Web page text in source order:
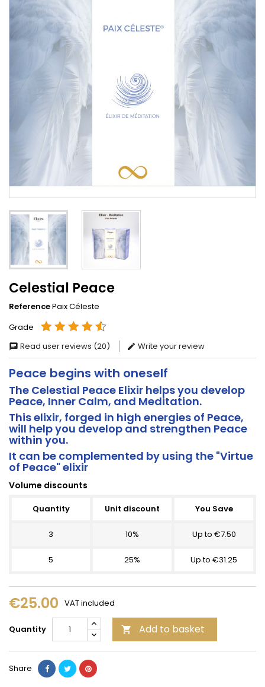
Celestial Peace
ReferencePaix Céleste
Grade
Read user reviews (20)
Write your review
Peace begins with oneself
The Celestial Peace Elixir helps you develop
Peace, Inner Calm, and Meditation.
This elixir, forged in high energies of Peace,
will help you develop and strengthen Peace
within you.
It can be complemented by using the "Virtue
of Peace" elixir
Volume discounts
Quantity Unit discount You Save
3 10% Up to €7.50
5 25% Up to €31.25
€25.00 VAT included
Quantity  Add to basket
Share